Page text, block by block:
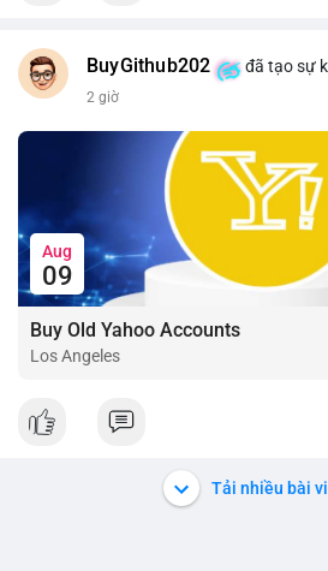
BuyGithub202 đã tạo sự
2 giờ
Aug
09
Buy Old Yahoo Accounts
Los Angeles
Tải nhiều bài